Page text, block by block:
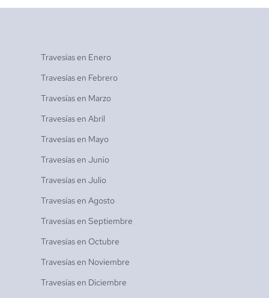
Travesías en Enero
Travesías en Febrero
Travesías en Marzo
Travesías en Abril
Travesías en Mayo
Travesías en Junio
Travesías en Julio
Travesías en Agosto
Travesías en Septiembre
Travesías en Octubre
Travesías en Noviembre
Travesías en Diciembre